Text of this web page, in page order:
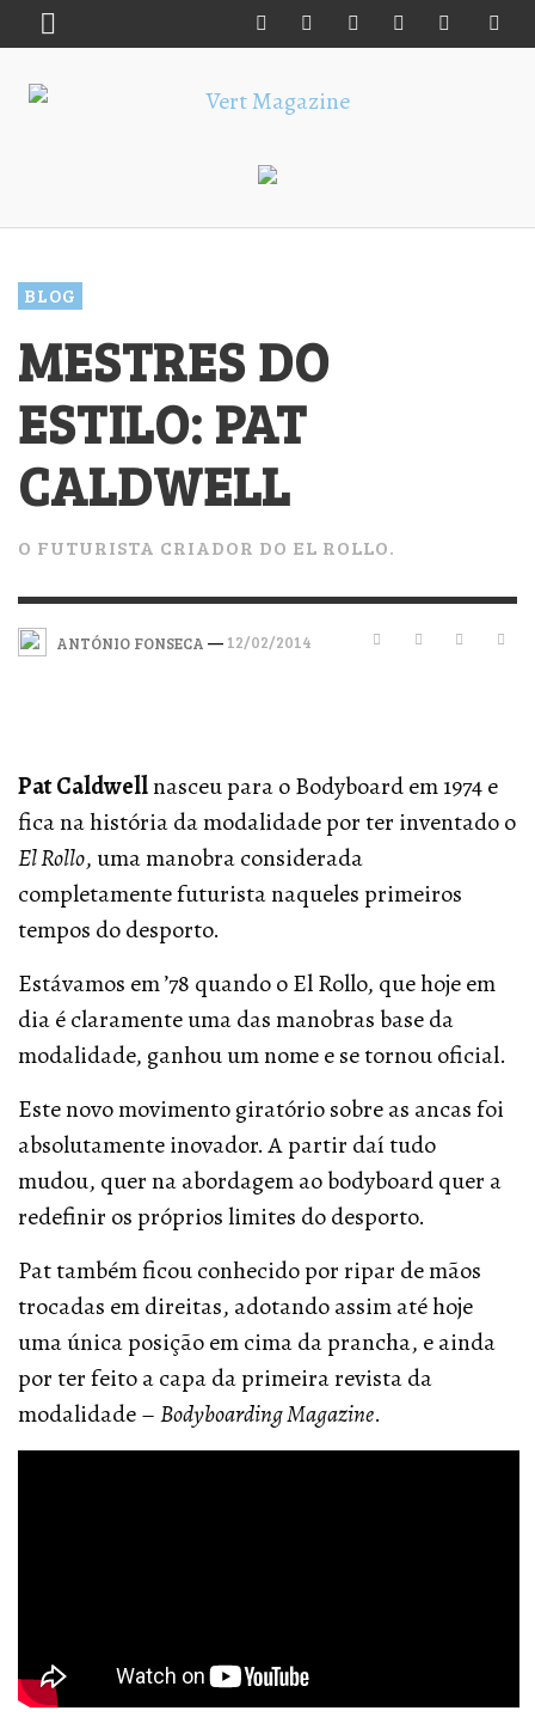
BLOG
MESTRES DO
ESTILO: PAT
CALDWELL
O FUTURISTA CRIADOR DO EL ROLLO.
ANTÓNIO FONSECA — 12/02/2014
Pat Caldwellnasceu para o Bodyboard em 1974 e
fica na história da modalidade por ter inventado o
El Rollo, uma manobra considerada
completamente futurista naqueles primeiros
tempos do desporto.
Estávamos em ’78 quando o El Rollo, que hoje em
dia é claramente uma das manobras base da
modalidade, ganhou um nome e se tornou oficial.
Este novo movimento giratório sobre as ancas foi
absolutamente inovador. A partir daí tudo
mudou, quer na abordagem ao bodyboard quer a
redefinir os próprios limites do desporto.
Pat também ficou conhecido por ripar de mãos
trocadas em direitas, adotando assim até hoje
uma única posição em cima da prancha, e ainda
por ter feito a capa da primeira revista da
modalidade –Bodyboarding Magazine.